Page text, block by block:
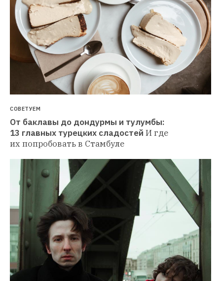
СОВЕТУЕМ
От баклавы до дондурмы и тулумбы:
13 главных турецких сладостей И где
их попробовать в Стамбуле